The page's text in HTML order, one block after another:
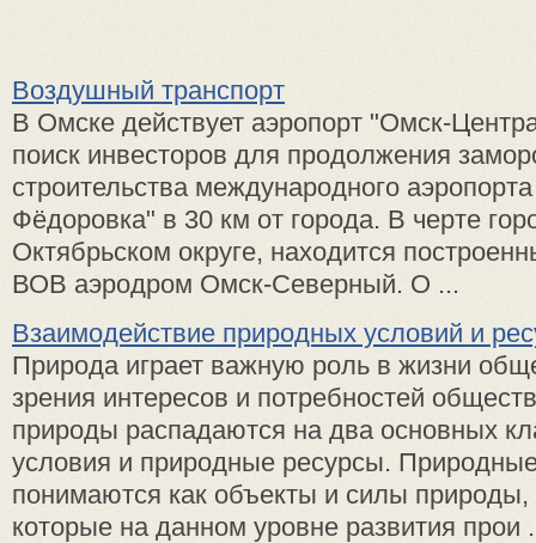
Воздушный транспорт
В Омске действует аэропорт "Омск-
поиск инвесторов для продолжения
строительства международного
Фёдоровка" в 30 км от города. В черте
Октябрьском округе, находится
ВОВ аэродром Омск-Северный. О ...
Взаимодействие природных условий и
Природа играет важную роль в жизни
зрения интересов и потребностей
природы распадаются на два основных
условия и природные ресурсы.
понимаются как объекты и силы природы,
которые на данном уровне развития прои